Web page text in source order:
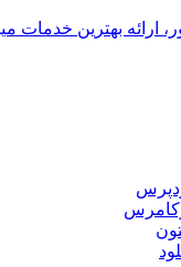
ارائه بهترین خدمات